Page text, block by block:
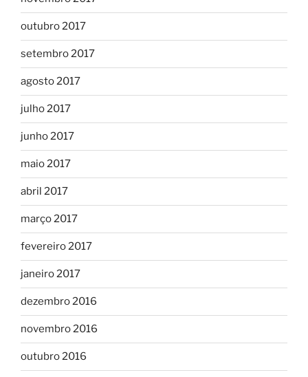
outubro 2017
setembro 2017
agosto 2017
julho 2017
junho 2017
maio 2017
abril 2017
março 2017
fevereiro 2017
janeiro 2017
dezembro 2016
novembro 2016
outubro 2016